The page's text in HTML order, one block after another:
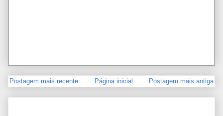
Postagem mais recente Postagem mais antiga
Página inicial